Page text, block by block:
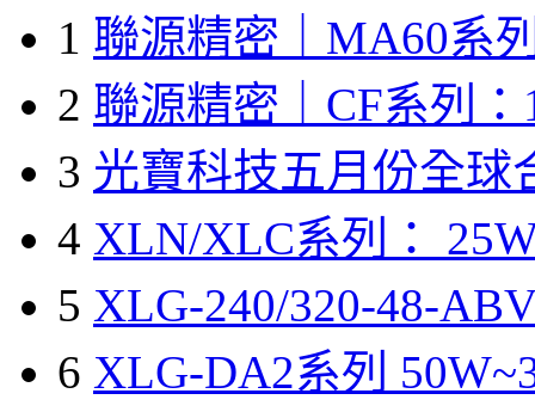
1 聯源精密｜MA60系
2 聯源精密｜CF系列：
3 光寶科技五月份全球
4 XLN/XLC系列：
5 XLG-240/320-48-
6 XLG-DA2系列